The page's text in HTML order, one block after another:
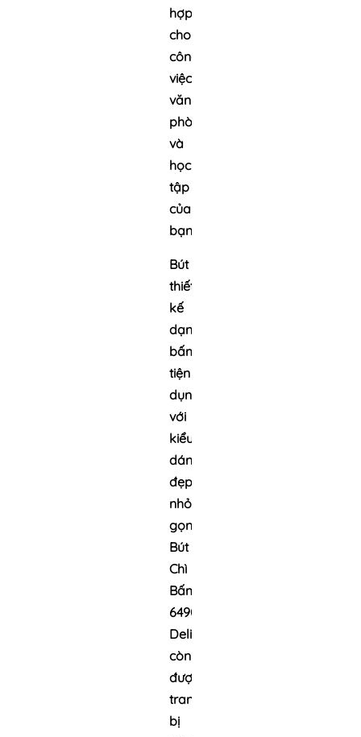
hợp
cho
công
việc
văn
phòng
và
học
tập
của
bạn.
Bút
thiết
kế
dạng
bấm
tiện
dụng
với
kiểu
dáng
đẹp,
nhỏ
gọn.
Bút
Chì
Bấm
6490
Deli
còn
được
trang
bị